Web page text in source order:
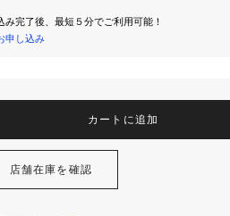
み完了後、最短５分でご利用可能！
申し込み
カートに追加
店舗在庫を確認